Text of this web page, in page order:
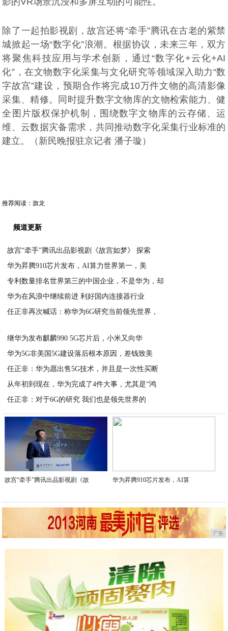
除了一起拍影视剧，故宫还将“牵手”腾讯在古老的紫禁
城掀起一场“数字化”浪潮。根据协议，未来三年，双方
将聚焦科技应用与学术创新，通过“数字化+云化+AI
化”，在文物数字化采集与文化研究等领域深入助力“数
字故宫”建设，预期合作将完成10万件文物的高清影像
采集、精修。同时提升数字文物库的文物检索能力、健
全图片版权保护机制，围绕数字文物库的云存储、运
维、云数据灾备需求，共同推动数字化采集行业标准的
建立。（新民晚报驻京记者 潘子璇）
推荐阅读：旗龙
频道更新
故宫“牵手”腾讯出品影视剧《故宫如梦》 探索
华为昇腾910芯片发布，AI算力世界第一，美
专利数量排名世界第三的中国企业，不是华为，却
华为在风浪中继续前进 利好国内连接器行业
任正非再次喊话：称华为6G研究当前领先世界，
继华为发布麒麟990 5G芯片后，小米又向华
华为5G非美国5G建设落后根本原因，差钱致美
任正非：华为愿出售5G技术，并且是一次性买断
从年初到现在，华为完成了4件大事，尤其是“鸿
任正非：对于6G的研究 我们也是领先世界的
2019-09-17
故宫“牵手”腾讯出品影视剧《故 华为昇腾910芯片发布，AI算
广告